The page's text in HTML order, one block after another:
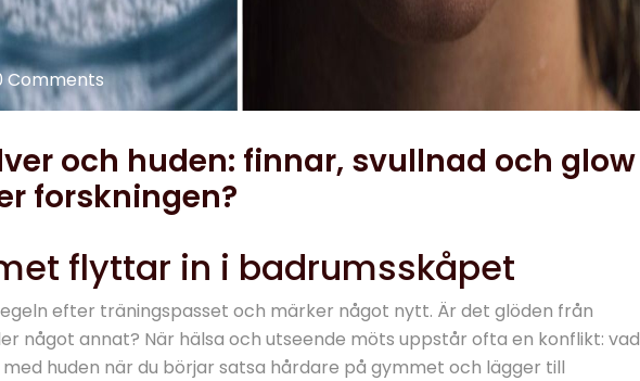
Comments
och huden: finnar, svullnad och glow
forskningen?
flyttar in i badrumsskåpet
efter träningspasset och märker något nytt. Är det glöden från
något annat? När hälsa och utseende möts uppstår ofta en konflikt: vad
huden när du börjar satsa hårdare på gymmet och lägger till